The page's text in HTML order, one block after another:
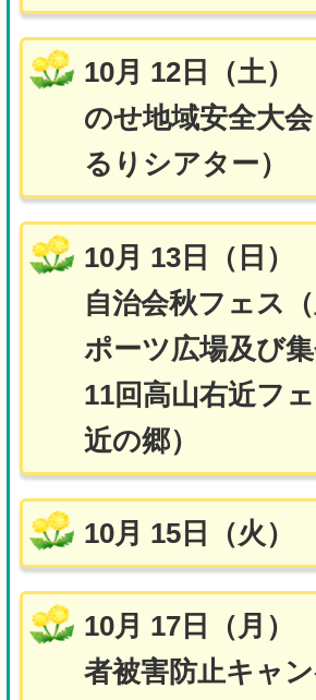
10月 12日（土）
のせ地域安全大
るりシアター）
10月 13日（日
自治会秋フェス
ポーツ広場及び
11回高山右近フ
近の郷）
10月 15日（火
10月 17日（月
者被害防止キャン